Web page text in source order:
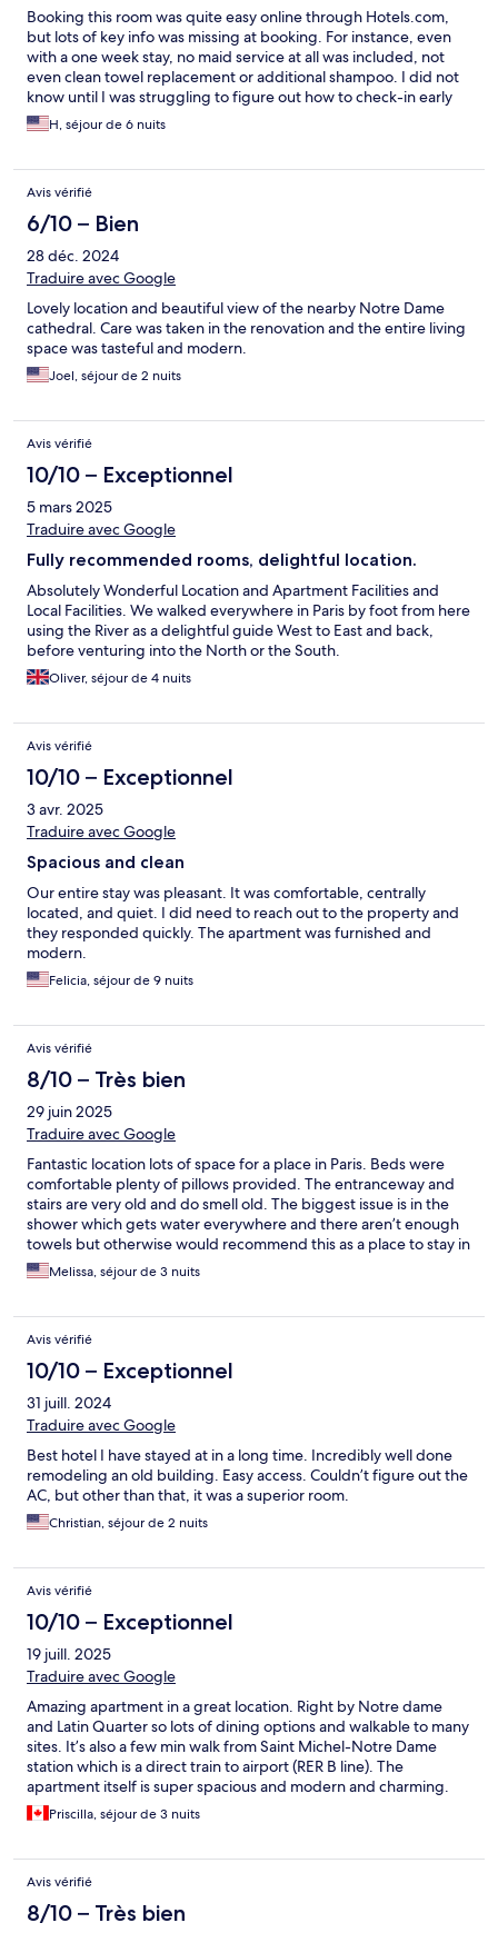
Booking this room was quite easy online through Hotels.com,
but lots of key info was missing at booking. For instance, even
with a one week stay, no maid service at all was included, not
even clean towel replacement or additional shampoo. I did not
know until I was struggling to figure out how to check-in early
that communications would be from multiple entities and
multiple modes (texts, WhatsApp, and messages through the
find a response. This property is part of Quartere Libre
collection which has several buildings in Paris. No restaurant,
elevator or desk onsite here, but other buildings do. I wanted to
know at booking what floor would be walking up to, but I
couldn't find out. Fortunately we were on the 3 level, and not
higher. Very large apartment with full kitchen in new condition.
H, séjour de 6 nuits
Avis vérifié
6/10 – Bien
28 déc. 2024
Traduire avec Google
Lovely location and beautiful view of the nearby Notre Dame
cathedral. Care was taken in the renovation and the entire living
space was tasteful and modern.
Joel, séjour de 2 nuits
Avis vérifié
10/10 – Exceptionnel
5 mars 2025
Traduire avec Google
Fully recommended rooms, delightful location.
Absolutely Wonderful Location and Apartment Facilities and
Local Facilities. We walked everywhere in Paris by foot from here
using the River as a delightful guide West to East and back,
before venturing into the North or the South.
Oliver, séjour de 4 nuits
Avis vérifié
10/10 – Exceptionnel
3 avr. 2025
Traduire avec Google
Spacious and clean
Our entire stay was pleasant. It was comfortable, centrally
located, and quiet. I did need to reach out to the property and
they responded quickly. The apartment was furnished and
modern.
Felicia, séjour de 9 nuits
Avis vérifié
8/10 – Très bien
29 juin 2025
Traduire avec Google
Fantastic location lots of space for a place in Paris. Beds were
comfortable plenty of pillows provided. The entranceway and
stairs are very old and do smell old. The biggest issue is in the
shower which gets water everywhere and there aren’t enough
towels but otherwise would recommend this as a place to stay in
central Paris
Melissa, séjour de 3 nuits
Avis vérifié
10/10 – Exceptionnel
31 juill. 2024
Traduire avec Google
Best hotel I have stayed at in a long time. Incredibly well done
remodeling an old building. Easy access. Couldn’t figure out the
AC, but other than that, it was a superior room.
Christian, séjour de 2 nuits
Avis vérifié
10/10 – Exceptionnel
19 juill. 2025
Traduire avec Google
Amazing apartment in a great location. Right by Notre dame
and Latin Quarter so lots of dining options and walkable to many
sites. It’s also a few min walk from Saint Michel-Notre Dame
station which is a direct train to airport (RER B line). The
apartment itself is super spacious and modern and charming.
Has kitchen and laundry facilities. When we had a minor issue
with a light switch, the management quickly responded via
staying here if in Paris!
Priscilla, séjour de 3 nuits
Avis vérifié
8/10 – Très bien